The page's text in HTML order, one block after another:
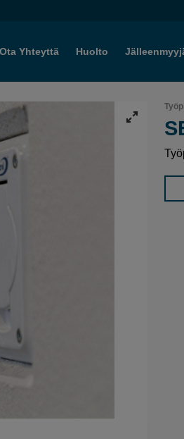
Ota Yhteyttä Huolto